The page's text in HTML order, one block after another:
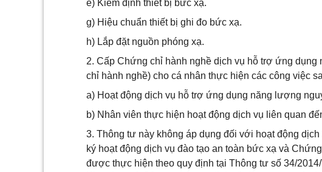
e) Kiểm định thiết bị bức xạ.
g) Hiệu chuẩn thiết bị ghi đo bức xạ.
h) Lắp đặt nguồn phóng xạ.
2. Cấp Chứng chỉ hành nghề dịch vụ hỗ trợ ứng
chỉ hành nghề) cho cá nhân thực hiện các công việc
a) Hoạt động dịch vụ hỗ trợ ứng dụng năng lượng
b) Nhân viên thực hiện hoạt động dịch vụ liên quan
3. Thông tư này không áp dụng đối với hoạt động
ký hoạt động dịch vụ đào tạo an toàn bức xạ và
được thực hiện theo quy định tại Thông tư số 34/